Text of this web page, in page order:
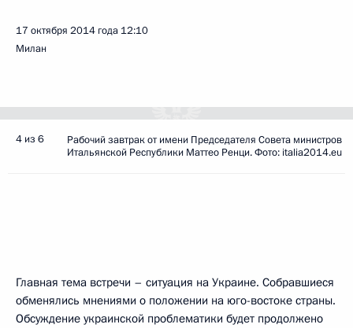
17 октября 2014 года 12:10
Милан
4 из 6
Рабочий завтрак от имени Председателя Совета министров
Итальянской Республики Маттео Ренци. Фото: italia2014.eu
Главная тема встречи – ситуация на Украине. Собравшиеся
обменялись мнениями о положении на юго-востоке страны.
Обсуждение украинской проблематики будет продолжено